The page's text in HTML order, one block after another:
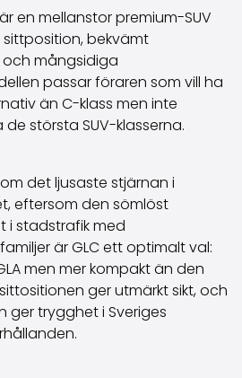
en mellanstor premium-SUV
bekvämt
mångsidiga
passar föraren som vill ha
än C-klass men inte
största SUV-klasserna.
det ljusaste stjärnan i
eftersom den sömlöst
i stadstrafik med
är GLC ett optimalt val:
men mer kompakt än den
ger utmärkt sikt, och
ger trygghet i Sveriges